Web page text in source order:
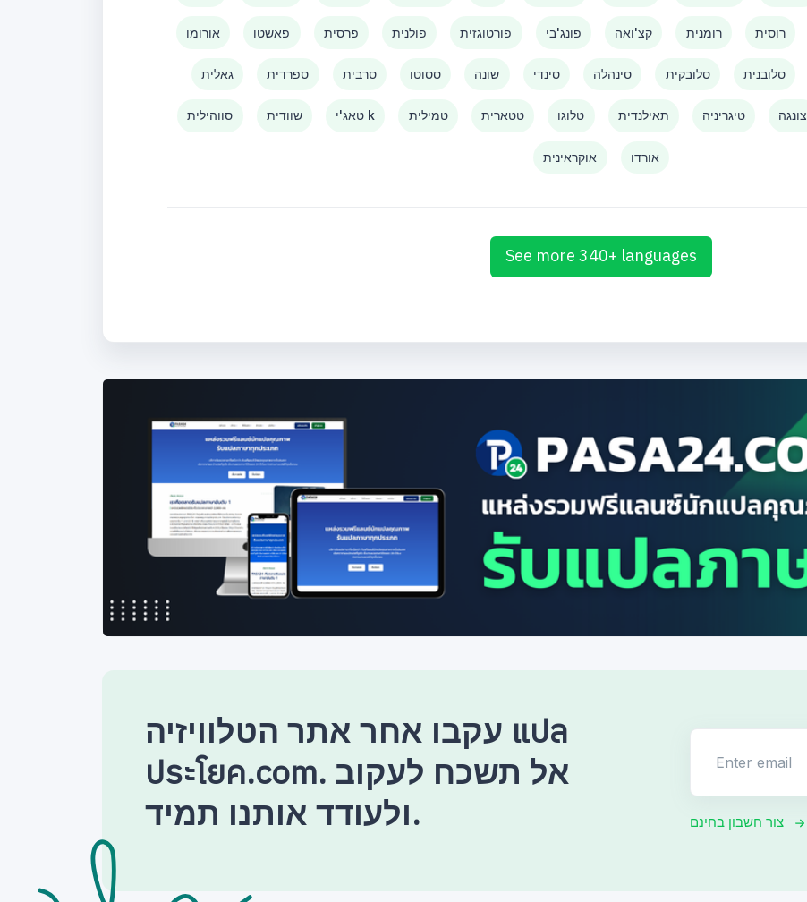
אורומו פאשטו פרסית פולנית פורטוגזית פונג'בי קצ'ואה רומנית רוסית
גאלית ספרדית סרבית ססוטו שונה סינדי סינהלה סלובקית סלובנית
סווהילית שוודית טאג'י k טמילית טטארית טלוגו תאילנדית טיגריניה צונגה
אוקראינית אורדו
See more 340+ languages
עקבו אחר אתר הטלוויזיה แปล
ประโยค.com. אל תשכח לעקוב
ולעודד אותנו תמיד. צור חשבון בחינם